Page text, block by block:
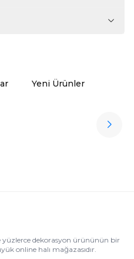
Yeni Ürünler
yüzlerce dekorasyon ürününün bir
online halı mağazasıdır.